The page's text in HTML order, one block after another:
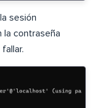
sesión
la contraseña